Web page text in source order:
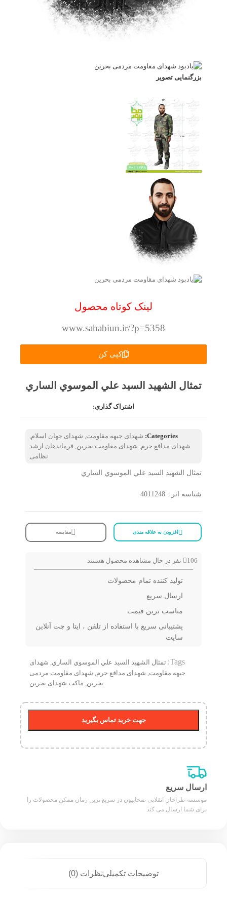
بزرگنمایی تصویر
لینک کوتاه محصول
www.sahabiun.ir/?p=5358
کپی کن
تمثال الشهيد السيد علي الموسوي الساري
اشتراک گذاری:
Categories: شهدای جبهه مقاومت, شهدای جهان اسلام,
شهدای مدافع حرم, شهدای مقاومت بحرین, فرماندهان ارشد
نظامی
تمثال الشهيد السيد علي الموسوي الساري
شناسه اثر : 4011248
افزودن به علاقه مندی مقایسه
106 نفر در حال مشاهده محصول هستند
تولید کننده تمام محصولات
ارسال سریع
مناسب ترین قیمت
پشتیبانی سریع با استفاده از تلفن ، ایتا و چت آنلاین
سایت
Tags: تمثال الشهيد السيد علي الموسوي الساري, شهدای
جبهه مقاومت, شهدای مدافع حرم, شهدای مقاومت مردمی
بحرین, ماکت شهدای بحرین
جهت خرید تماس بگیرید
ارسال سریع
موسسه طراحان انقلابی صحابیون در سریع ترین زمان ممکن محصولات را
برای شما ارسال می کند
توضیحات تکمیلینظرات (0)